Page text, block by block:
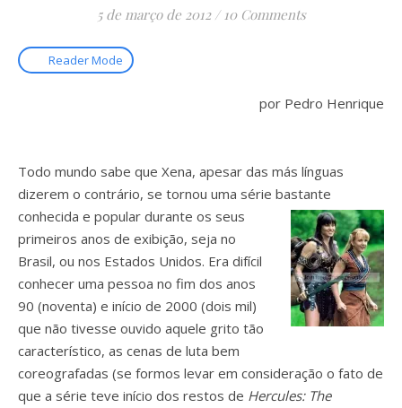
5 de março de 2012 / 10 Comments
Reader Mode
por Pedro Henrique
Todo mundo sabe que Xena, apesar das más línguas
dizerem o contrário, se tornou uma série bastante
conhecida e popular durante os seus
primeiros anos de exibição, seja no
Brasil, ou nos Estados Unidos. Era difícil
conhecer uma pessoa no fim dos anos
90 (noventa) e início de 2000 (dois mil)
que não tivesse ouvido aquele grito tão
característico, as cenas de luta bem
coreografadas (se formos levar em consideração o fato de
que a série teve início dos restos de Hercules: The